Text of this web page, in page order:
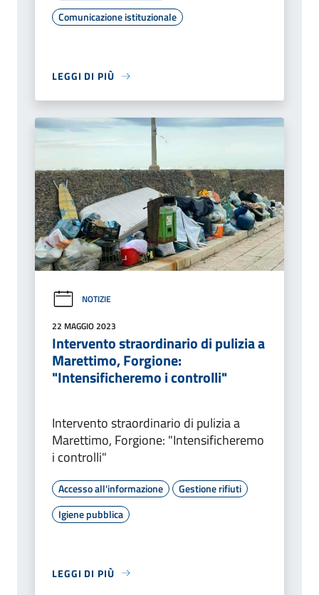
Comunicazione istituzionale
LEGGI DI PIÙ
NOTIZIE
22 MAGGIO 2023
Intervento straordinario di pulizia a
Marettimo, Forgione:
"Intensificheremo i controlli"
Intervento straordinario di pulizia a
Marettimo, Forgione: "Intensificheremo
i controlli"
Accesso all'informazione
Gestione rifiuti
Igiene pubblica
LEGGI DI PIÙ